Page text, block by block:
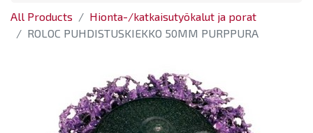
All Products
Hionta-/katkaisutyökalut ja porat
ROLOC PUHDISTUSKIEKKO 50MM PURPPURA